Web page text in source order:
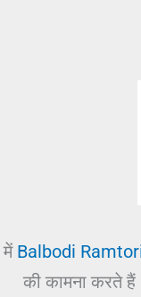
में Balbodi
की कामना करते